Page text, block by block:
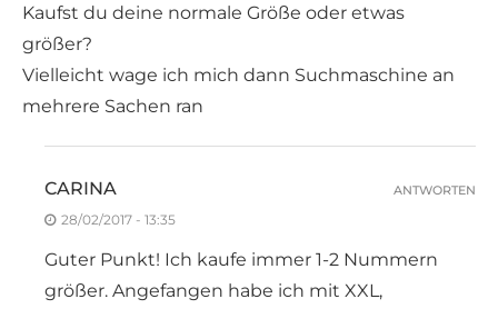
Kaufst du deine normale Größe oder etwas
größer?
Vielleicht wage ich mich dann Suchmaschine an
mehrere Sachen ran
CARINA
28/02/2017 - 13:35
Guter Punkt! Ich kaufe immer 1-2 Nummern
größer. Angefangen habe ich mit XXL,
ANTWORTEN